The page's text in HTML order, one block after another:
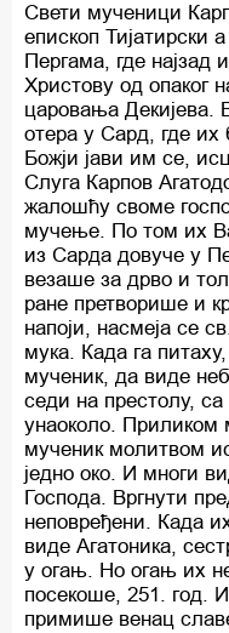
Свети мученици
епископ Тијатирски
Пергама, где најзад
Христову од опаког
царовања Декијева.
отера у Сард, где
Божји јави им се,
Слуга Карпов
жалошћу своме
мучење. По том их
из Сарда довуче у
везаше за дрво и
ране претворише и
напоји, насмеја се
мука. Када га
мученик, да виде
седи на престолу,
унаоколо. Приликом
мученик молитвом
једно око. И многи
Господа. Вргнути
неповређени. Када
виде Агатоника,
у огањ. Но огањ их
посекоше, 251. год.
примише венац